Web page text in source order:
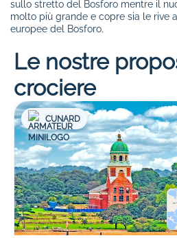
sullo stretto del Bosforo mentre il
molto più grande e copre sia le rive
europee del Bosforo.
Le nostre
crociere
CUNARD